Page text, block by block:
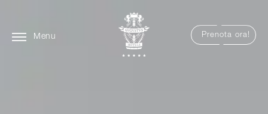
Menu Prenota ora!